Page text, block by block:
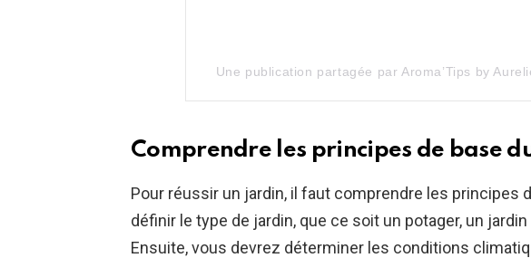
Une publication partagée par Aroma’Tips by
Comprendre les principes de base
Pour réussir un jardin, il faut comprendre les principes
définir le type de jardin, que ce soit un potager, un
Ensuite, vous devrez déterminer les conditions